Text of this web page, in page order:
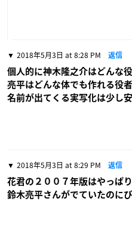
2018年5月3日 at 8:28 PM 返信
個人的に神木隆之介はどんな
亮平はどんな体でも作れる役
名前が出てくる実写化は少し安
2018年5月3日 at 8:29 PM 返信
花君の２００７年版はやっぱ
鈴木亮平さんがでていたのに